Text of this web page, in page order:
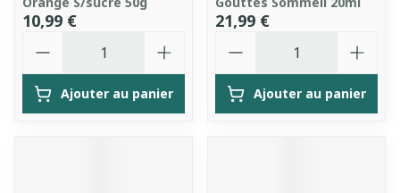
10,99 €
Ajouter au panier
21,99 €
Ajouter au panier